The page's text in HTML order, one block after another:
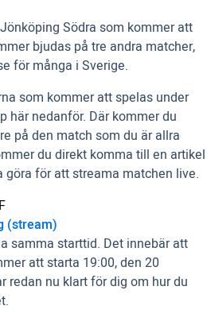
Södra som kommer att
bjudas på tre andra matcher,
för många i Sverige.
som kommer att spelas under
här nedanför. Där kommer du
på den match som du är allra
du direkt komma till en artikel
göra för att streama matchen live.
(stream)
samma starttid. Det innebär att
att starta 19:00, den 20
redan nu klart för dig om hur du